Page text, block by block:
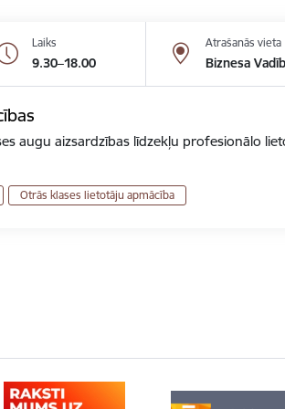
Laiks
9.30–18.00
Atrašanās vieta
Biznesa
augu aizsardzības līdzekļu profesionālo
Otrās klases lietotāju apmācība